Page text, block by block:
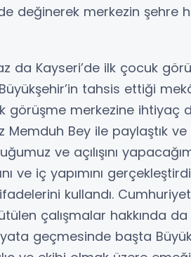
değinerek merkezin şehre
da Kayseri’de ilk çocuk
tahsis ettiği
görüşme merkezine ihtiyaç
Memduh Bey ile paylaştık
ve açılışını
ve iç yapımını
kullandı. Cumhuriyet
çalışmalar hakkında
geçmesinde başta